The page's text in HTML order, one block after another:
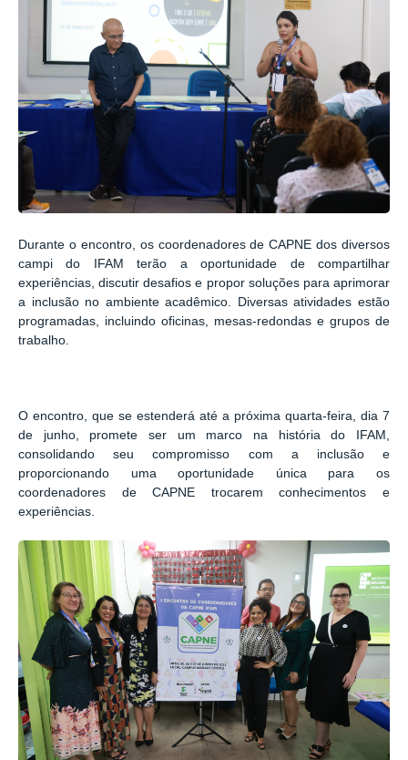
Durante o encontro, os coordenadores de CAPNE dos diversos
campi do IFAM terão a oportunidade de compartilhar
experiências, discutir desafios e propor soluções para aprimorar
a inclusão no ambiente acadêmico. Diversas atividades estão
programadas, incluindo oficinas, mesas-redondas e grupos de
trabalho.
O encontro, que se estenderá até a próxima quarta-feira, dia 7
de junho, promete ser um marco na história do IFAM,
consolidando seu compromisso com a inclusão e
proporcionando uma oportunidade única para os
coordenadores de CAPNE trocarem conhecimentos e
experiências.